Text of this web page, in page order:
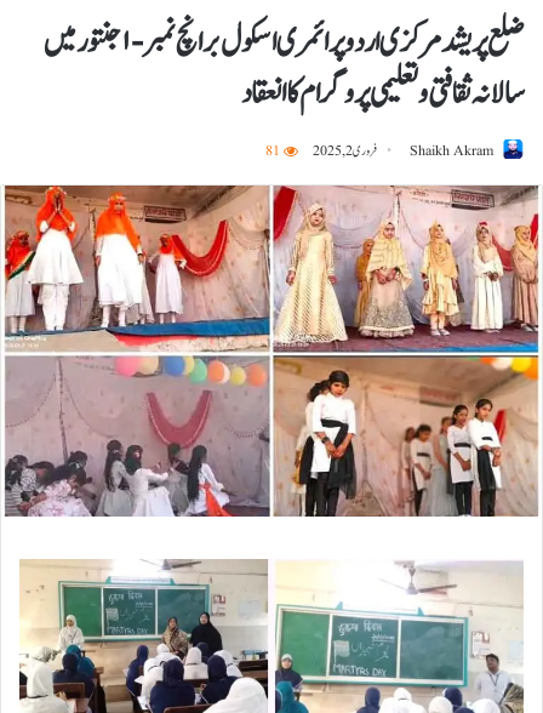
ضلع پریشد مرکزی اردو پرائمری اسکول برانچ نمبر -۱ جنتور میں
سالانہ ثقافتی و تعلیمی پروگرام کا انعقاد
Shaikh Akram فروری 2, 2025 81